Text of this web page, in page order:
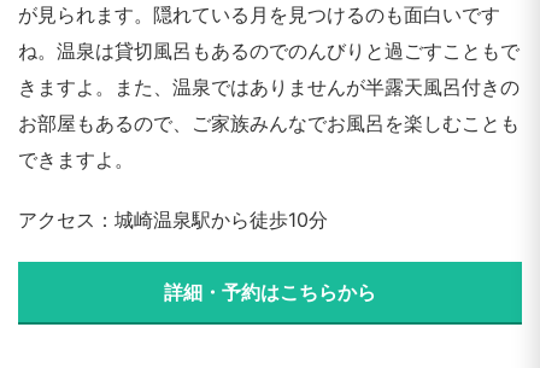
が見られます。隠れている月を見つけるのも面白いです
ね。温泉は貸切風呂もあるのでのんびりと過ごすこともで
きますよ。また、温泉ではありませんが半露天風呂付きの
お部屋もあるので、ご家族みんなでお風呂を楽しむことも
できますよ。
アクセス：城崎温泉駅から徒歩10分
詳細・予約はこちらから